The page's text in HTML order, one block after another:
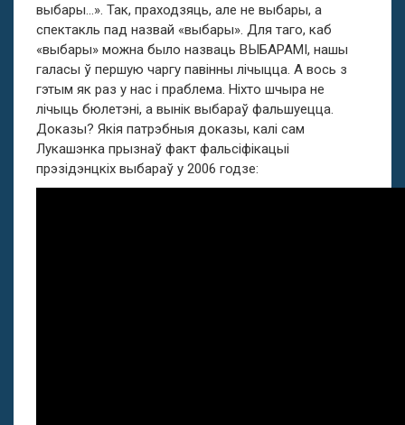
выбары…». Так, праходзяць, але не выбары, а
спектакль пад назвай «выбары». Для таго, каб
«выбары» можна было назваць ВЫБАРАМІ, нашы
галасы ў першую чаргу павінны лічыцца. А вось з
гэтым як раз у нас і праблема. Ніхто шчыра не
лічыць бюлетэні, а вынік выбараў фальшуецца.
Доказы? Якія патрэбныя доказы, калі сам
Лукашэнка прызнаў факт фальсіфікацыі
прэзідэнцкіх выбараў у 2006 годзе: